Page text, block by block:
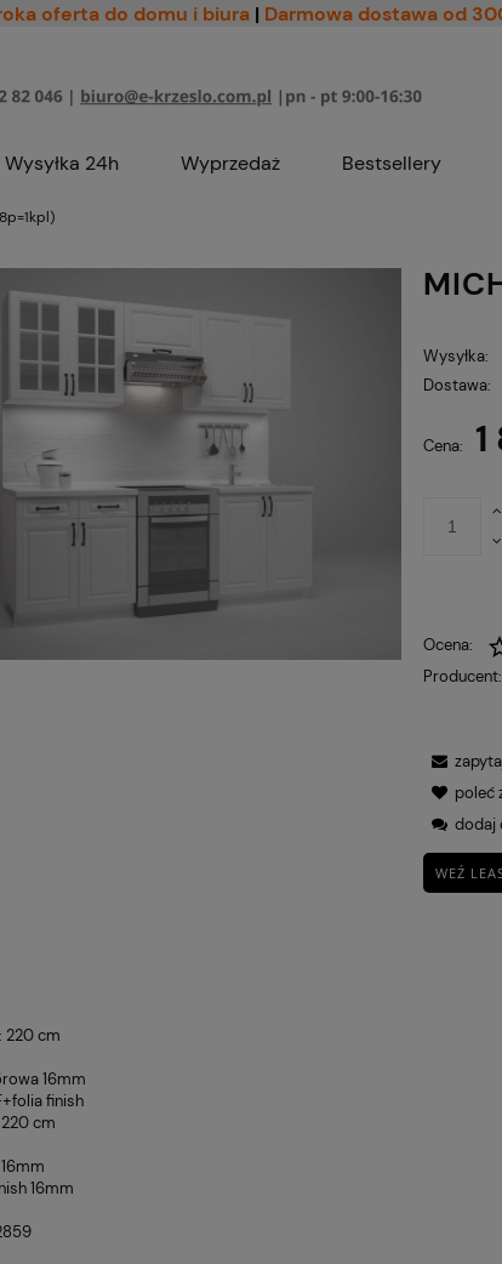
oferta do domu i biura | Darmowa dostawa od
Wysyłka 24h Wyprzedaż Bestsellery
Wysyłka:
Dostawa:
Cena nie zawiera
Cena:
Ocena:
Producent:
poleć
dodaj
WEŹ
220 cm
16mm
finish
cm
16mm